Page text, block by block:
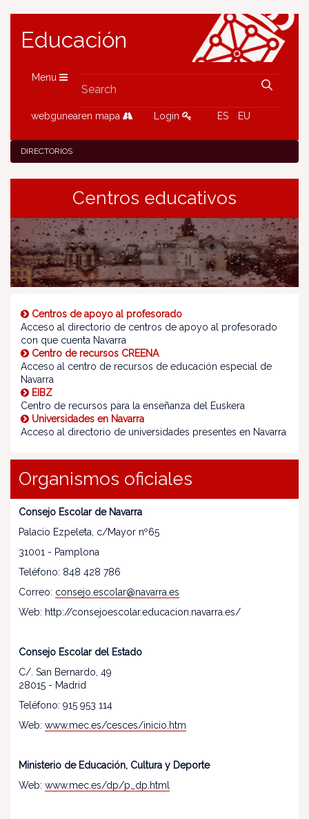
Educación
Menu
webgunearen mapa Login ES EU
DIRECTORIOS
Centros educativos
Centros de apoyo al profesorado
Acceso al directorio de centros de apoyo al profesorado
con que cuenta Navarra
Centro de recursos CREENA
Acceso al centro de recursos de educación especial de
Navarra
EIBZ
Centro de recursos para la enseñanza del Euskera
Universidades en Navarra
Acceso al directorio de universidades presentes en Navarra
Organismos oficiales
Consejo Escolar de Navarra
Palacio Ezpeleta, c/Mayor nº65
31001 - Pamplona
Teléfono: 848 428 786
Correo: consejo.escolar@navarra.es
Web: http://consejoescolar.educacion.navarra.es/
Consejo Escolar del Estado
C/. San Bernardo, 49
28015 - Madrid
Teléfono: 915 953 114
Web: www.mec.es/cesces/inicio.htm
Ministerio de Educación, Cultura y Deporte
Web: www.mec.es/dp/p_dp.html